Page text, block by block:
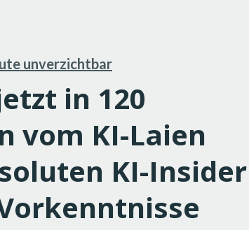
in 120
vom KI-Laien
KI-Insider
unverzichtbar